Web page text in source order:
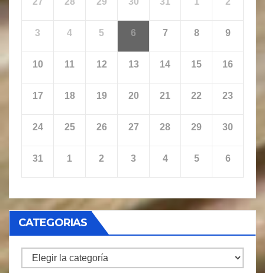
3 4 5 6 7 8 9
10 11 12 13 14 15 16
17 18 19 20 21 22 23
24 25 26 27 28 29 30
31 1 2 3 4 5 6
CATEGORIAS
CATEGORIAS